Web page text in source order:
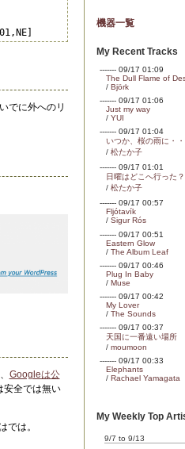
でに外へのリ
Googleは公
安全では無い
では。
機器一覧
My Recent Tracks
------- 09/17 01:09
The Dull Flame of
/ Björk
------- 09/17 01:06
Just my way
/ YUI
------- 09/17 01:04
いつか、桜の雨に・・
/ 松たか子
------- 09/17 01:01
日曜はどこへ行った？
/ 松たか子
------- 09/17 00:57
Fljótavík
/ Sigur Rós
------- 09/17 00:51
Eastern Glow
/ The Album Leaf
------- 09/17 00:46
Plug In Baby
/ Muse
------- 09/17 00:42
My Lover
/ The Sounds
------- 09/17 00:37
天国に一番遠い場所
/ moumoon
------- 09/17 00:33
Elephants
/ Rachael Yamagata
My Weekly Top
9/7 to 9/13